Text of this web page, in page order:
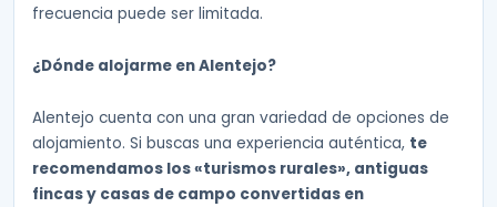
frecuencia puede ser limitada.
¿Dónde alojarme en Alentejo?
Alentejo cuenta con una gran variedad de opciones de
alojamiento. Si buscas una experiencia auténtica, te
recomendamos los «turismos rurales», antiguas
fincas y casas de campo convertidas en